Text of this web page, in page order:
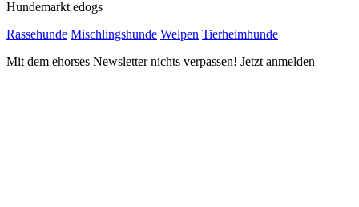
Hundemarkt edogs
Rassehunde Mischlingshunde Welpen Tierheimhunde
Mit dem ehorses Newsletter nichts verpassen! Jetzt anmelden